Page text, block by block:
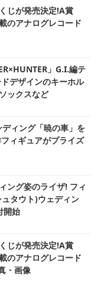
じが発売決定!A賞
のアナログレコード
」G.I.編テ
デザインのキーホル
ックスなど
ディング「暁の車」を
ィギュアがプライズ
ング姿のライザ! フィ
タウト)ウェディン
開始
じが発売決定!A賞
のアナログレコード
・画像